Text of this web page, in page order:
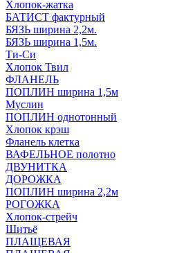
Хлопок-жатка
БАТИСТ фактурный
БЯЗЬ ширина 2,2м.
БЯЗЬ ширина 1,5м.
Ти-Си
Хлопок Твил
ФЛАНЕЛЬ
ПОПЛИН ширина 1,5м
Муслин
ПОПЛИН однотонный
Хлопок крэш
Фланель клетка
ВАФЕЛЬНОЕ полотно
ДВУНИТКА
ДОРОЖКА
ПОПЛИН ширина 2,2м
РОГОЖКА
Хлопок-стрейч
Шитьё
ПЛАЩЕВАЯ